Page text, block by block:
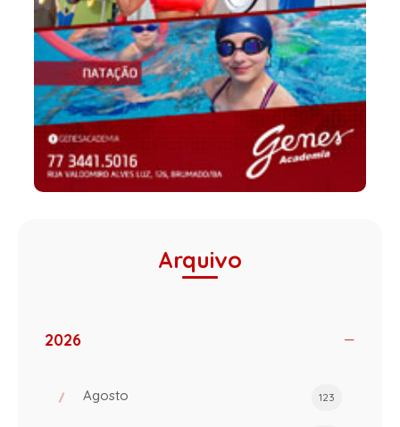
Arquivo
2026
Agosto 123